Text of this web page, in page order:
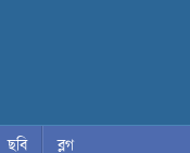
ছবি ব্লগ